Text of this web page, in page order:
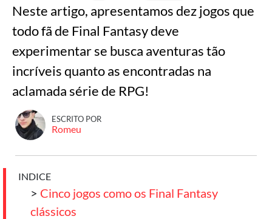
Neste artigo, apresentamos dez jogos que
todo fã de Final Fantasy deve
experimentar se busca aventuras tão
incríveis quanto as encontradas na
aclamada série de RPG!
ESCRITO POR
Romeu
INDICE
> Cinco jogos como os Final Fantasy
clássicos